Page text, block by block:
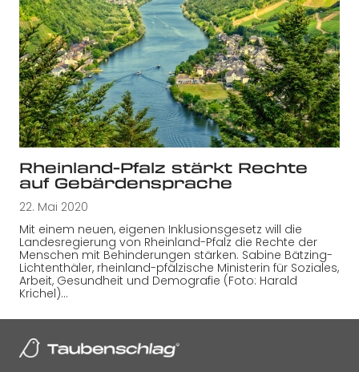
Rheinland-Pfalz stärkt Rechte
auf Gebärdensprache
22. Mai 2020
Mit einem neuen, eigenen Inklusionsgesetz will die
Landesregierung von Rheinland-Pfalz die Rechte der
Menschen mit Behinderungen stärken. Sabine Bätzing-
Lichtenthäler, rheinland-pfälzische Ministerin für Soziales,
Arbeit, Gesundheit und Demografie (Foto: Harald
Krichel)…